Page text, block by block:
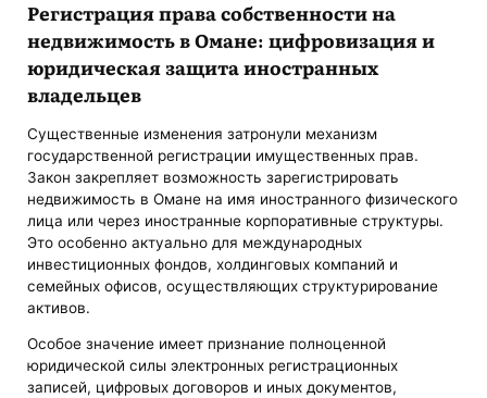
Регистрация права собственности на
недвижимость в Омане: цифровизация и
юридическая защита иностранных
владельцев
Существенные изменения затронули механизм
государственной регистрации имущественных прав.
Закон закрепляет возможность зарегистрировать
недвижимость в Омане на имя иностранного физического
лица или через иностранные корпоративные структуры.
Это особенно актуально для международных
инвестиционных фондов, холдинговых компаний и
семейных офисов, осуществляющих структурирование
активов.
Особое значение имеет признание полноценной
юридической силы электронных регистрационных
записей, цифровых договоров и иных документов,